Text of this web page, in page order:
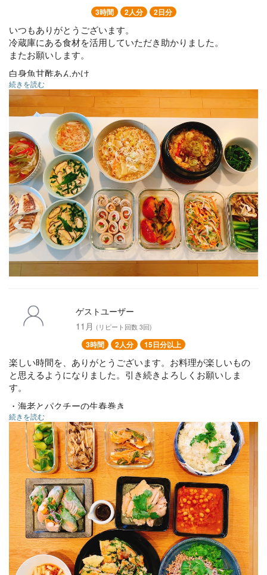
3時間 2人分 2日分
いつもありがとうございます。
冷蔵庫にある食材を活用していただき助かりました。
またお願いします。
白身魚甘酢あんかけ
トマトとカボチャの温サラダ
ほうれん草胡麻酢和え
小松菜とキノコのおひたし
大根と白菜と鶏ひき肉のそぼろ餡掛け
野菜とマッシュルームのふわふわスープ
ロールチキン
三色なます
餡掛け茶碗蒸し
続きを読む
ゲストユーザー
11月 (リピート回数 3回)
3時間 2人分 15日分以上
楽しい時間を、ありがとうございます。お料理が楽しいもの
と思えるようになりました。引き続きよろしくお願いしま
す。
・海老とパクチーの生春巻き
・タイ風焼きナスサラダ
・ひよこ豆トマトカレー
・カオマンガイ
・胡瓜のエスニック漬け
・チヂミ
・白身魚ホイル蒸し
・キノコマリネ
・長芋の梅和え
続きを読む